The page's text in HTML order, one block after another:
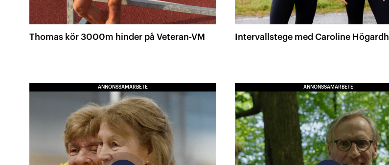
Thomas kör 3000m hinder på Veteran-VM Intervallstege med Caroline Högardh
ANNONSSAMARBETE ANNONSSAMARBETE